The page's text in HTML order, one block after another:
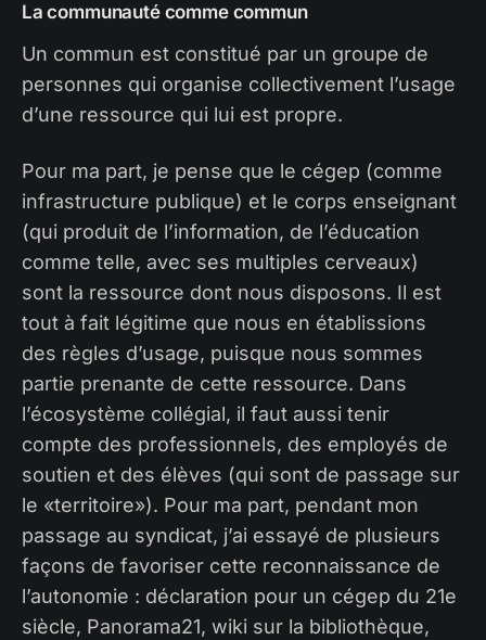
La communauté comme commun
Un commun est constitué par un groupe de
personnes qui organise collectivement l’usage
d’une ressource qui lui est propre.
Pour ma part, je pense que le cégep (comme
infrastructure publique) et le corps enseignant
(qui produit de l’information, de l’éducation
comme telle, avec ses multiples cerveaux)
sont la ressource dont nous disposons. Il est
tout à fait légitime que nous en établissions
des règles d’usage, puisque nous sommes
partie prenante de cette ressource. Dans
l’écosystème collégial, il faut aussi tenir
compte des professionnels, des employés de
soutien et des élèves (qui sont de passage sur
le «territoire»). Pour ma part, pendant mon
passage au syndicat, j’ai essayé de plusieurs
façons de favoriser cette reconnaissance de
l’autonomie : déclaration pour un cégep du 21e
siècle, Panorama21, wiki sur la bibliothèque,